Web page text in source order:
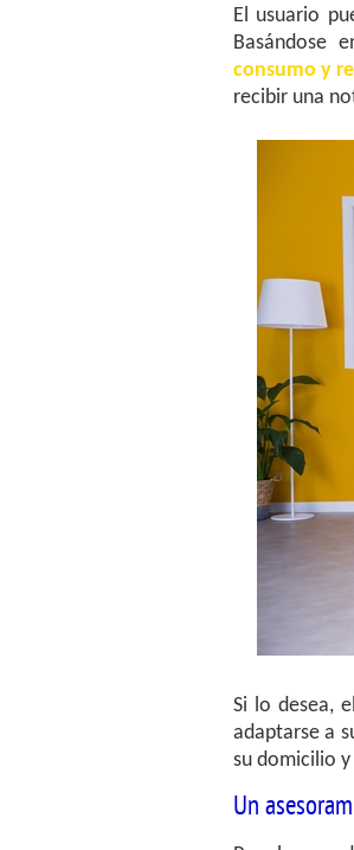
El usuario
Basándose
consumo y
recibir una
Si lo desea,
adaptarse a
su domicilio
Un